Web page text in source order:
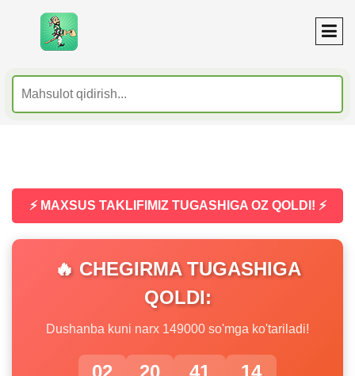
⚡ MAXSUS TAKLIFIMIZ TUGASHIGA OZ QOLDI! ⚡
🔥 CHEGIRMA TUGASHIGA
QOLDI:
Dushanba kuni narx 149000 so'mga ko'tariladi!
02 20 41 13